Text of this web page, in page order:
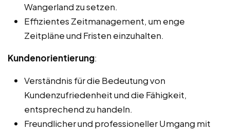
Wangerland zu setzen.
Effizientes Zeitmanagement, um enge
Zeitpläne und Fristen einzuhalten.
Kundenorientierung:
Verständnis für die Bedeutung von
Kundenzufriedenheit und die Fähigkeit,
entsprechend zu handeln.
Freundlicher und professioneller Umgang mit